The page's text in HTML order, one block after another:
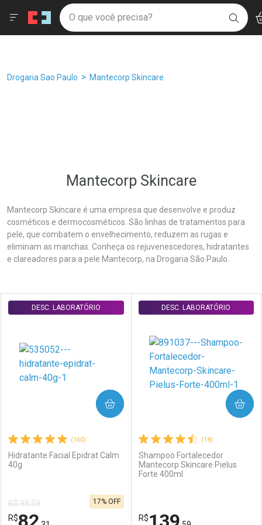
Drogaria São Paulo
Ir direto para a home
pela página
Ir direto para o conteúdo
Ir direto para a busca
Ir direto para a notificações
Faça a sua busca
O que você precisa?
Menu
Breadcrumb
Drogaria Sao Paulo Mantecorp Skincare
Mantecorp Skincare
Mantecorp Skincare é uma empresa que desenvolve e produz
cosméticos e dermocosméticos. São linhas de tratamentos para
pele, que combatem o envelhecimento, reduzem as rugas e
eliminam as manchas. Conheça os rejuvenescedores, hidratantes
e clareadores para a pele Mantecorp, na Drogaria São Paulo.
Prateleira
(160)
Hidratante Facial Epidrat Calm
40g
DESC. LABORATÓRIO
R$ 99,59
R$
17% OFF
COMPRAR
(18)
Shampoo Fortalecedor
Mantecorp Skincare Pielus
Forte 400ml
DESC. LABORATÓRIO
R$
COMPRAR
Âncoras
Filtros Ordenar por